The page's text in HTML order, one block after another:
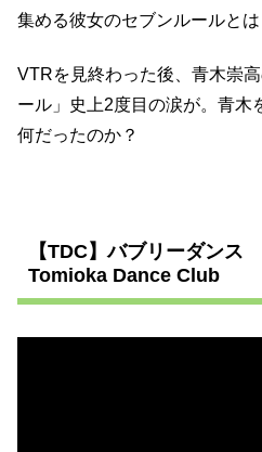
集める彼女のセブンルールとは
VTRを見終わった後、青木崇
ール」史上2度目の涙が。青木
何だったのか？
【TDC】バブリーダン
Tomioka Dance Club